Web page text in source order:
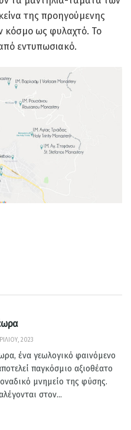
της προηγούμενης
κόσμο ως φυλαχτό. Το
εντυπωσιακό.
2023
ένα γεωλογικό φαινόμενο
παγκόσμιο αξιοθέατο
μνημείο της φύσης.
στον...